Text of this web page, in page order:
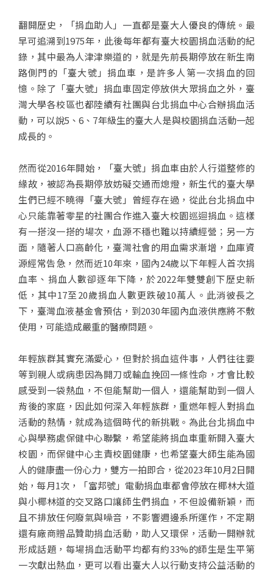
翻開歷史，「捐血助人」一直都是臺大人優良的傳統。最
早可追溯到1975年，此後每年都有臺大校園捐血活動的紀
錄，其中最為人津津樂道的，就是先前長期停放在新生南
路側門的「臺大號」捐血車，是許多人第一次捐血的回
憶。除了「臺大號」捐血車固定停放供大眾捐血之外，臺
灣大學各校區也都陸續有社團與台北捐血中心合辦捐血活
動，可以說5、6、7年級生的臺大人是與校園捐血活動一起
成長的。
然而從2016年開始，「臺大號」捐血車由於人行道整修的
緣故，被認為長期停放妨礙交通而熄燈，新生代的臺大學
生們已經不曉得「臺大號」曾經存在過，從此台北捐血中
心只能靠著零星的社團合作進入臺大校園巡迴捐血。這樣
有一搭沒一搭的場次，血源不穩也難以持續經營；另一方
面，隨著人口高齡化，臺灣社會的用血需求漸增，血庫資
源經常告急，然而近10年來，國內24歲以下年輕人首次捐
血率、捐血人數卻逐年下降，於2022年雙雙創下歷史新
低，其中17至20歲捐血人數更跌破10萬人。此消彼長之
下，臺灣血液基金會預估，到2030年國內血液供應將不敷
使用，可能造成嚴重的醫療問題。
年輕族群其實充滿愛心，但對於捐血這件事，人們往往要
等到親人或病患因為開刀或輸血挽回一條性命，才會比較
感受到一袋熱血，不但能幫助一個人，還能幫助到一個人
背後的家庭，因此如何深入年輕族群，重燃年輕人對捐血
活動的熱情，就成為這個時代的新挑戰。為此台北捐血中
心與學務處保健中心聯繫，希望能將捐血車重新開入臺大
校園，而保健中心主責校園健康，也希望臺大師生能為國
人的健康盡一份心力，雙方一拍即合，從2023年10月2日開
始，每月1次，「富邦號」電動捐血車都會停放在椰林大道
與小椰林道的交叉路口讓師生們捐血，不但設備新穎，而
且不排放任何廢氣與噪音，不影響週邊系所運作，不定期
還有廠商贈品贊助捐血活動，助人又環保，活動一開辦就
形成話題，每場捐血活動平均都有約33%的師生是生平第
一次獻出熱血，更可以看出臺大人以行動支持公益活動的